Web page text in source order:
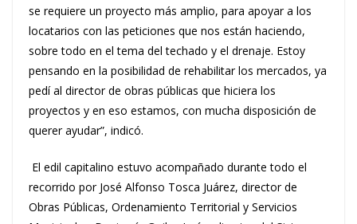
se requiere un proyecto más amplio, para apoyar a los
locatarios con las peticiones que nos están haciendo,
sobre todo en el tema del techado y el drenaje. Estoy
pensando en la posibilidad de rehabilitar los mercados, ya
pedí al director de obras públicas que hiciera los
proyectos y en eso estamos, con mucha disposición de
querer ayudar”, indicó.
El edil capitalino estuvo acompañado durante todo el
recorrido por José Alfonso Tosca Juárez, director de
Obras Públicas, Ordenamiento Territorial y Servicios